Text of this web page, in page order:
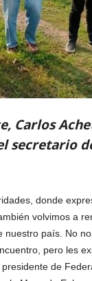
Carlos
secretario
donde
volvimos a
país. No
pero les
de